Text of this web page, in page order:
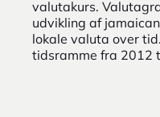
valutakurs.
udvikling af
lokale valuta over
tidsramme fra 2012